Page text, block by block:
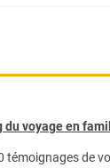
du voyage en
témoignages de